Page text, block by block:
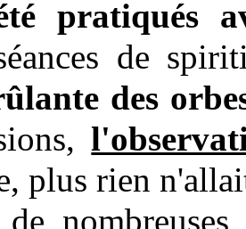
pratiqués
de
des
plus rien